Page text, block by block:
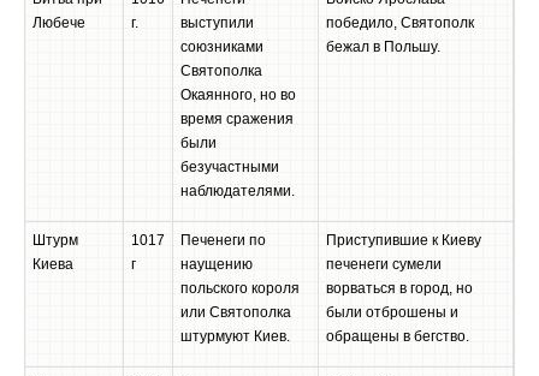
Любече
г.
выступили
союзниками
Святополка
Окаянного, но во
время сражения
были
безучастными
наблюдателями.
победило, Святополк
бежал в Польшу.
Штурм
Киева
1017
г
Печенеги по
наущению
польского короля
или Святополка
штурмуют Киев.
Приступившие к Киеву
печенеги сумели
ворваться в город, но
были отброшены и
обращены в бегство.